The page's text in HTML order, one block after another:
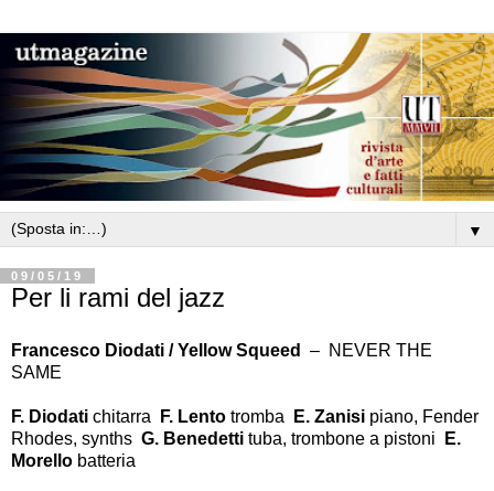
▼
09/05/19
Per li rami del jazz
Francesco Diodati / Yellow Squeed – NEVER THE
SAME
F. Diodati chitarra F. Lento tromba E. Zanisi piano, Fender
Rhodes, synths G. Benedetti tuba, trombone a pistoni
E.
Morello batteria